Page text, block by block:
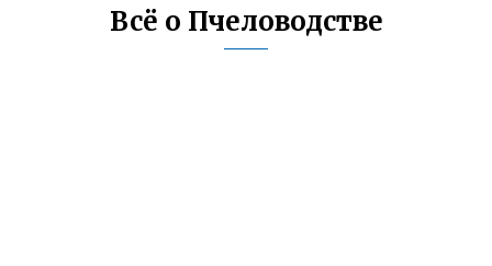
Всё о Пчеловодстве